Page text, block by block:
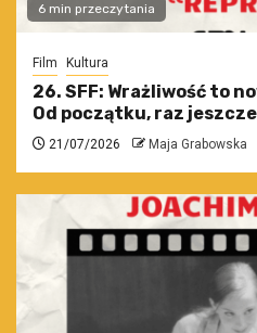
6 min przeczytania
Film Kultura
26. SFF: Wrażliwość to
Od początku, raz
21/07/2026 Maja Grabowska